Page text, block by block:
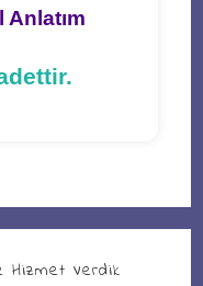
Hizmet Verdik